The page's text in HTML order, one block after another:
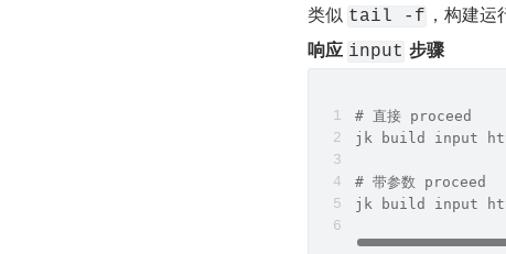
类似 tail -f ，构建
响应 input 步骤
# 直接 proceed
jk build input
# 带参数 proceed
jk build input